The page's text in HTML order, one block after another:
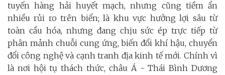
tuyến hàng hải huyết mạch, nhưng cũng tiềm ẩn
nhiều rủi ro trên biển; là khu vực hưởng lợi sâu từ
toàn cầu hóa, nhưng đang chịu sức ép trực tiếp từ
phân mảnh chuỗi cung ứng, biến đổi khí hậu, chuyển
đổi công nghệ và cạnh tranh địa kinh tế mới. Chính vì
là nơi hội tụ thách thức, châu Á - Thái Bình Dương